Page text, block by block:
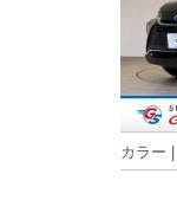
カラー |